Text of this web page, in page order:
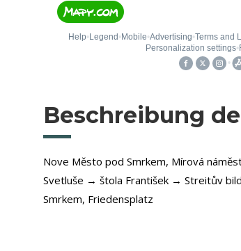
Beschreibung
Nove Město pod Smrkem, Mírová
Svetluše → štola František → Streitův
Smrkem, Friedensplatz